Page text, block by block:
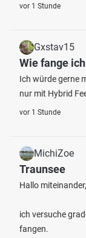
vor 1 Stunde
Gxstav15
Wie fange
Ich würde gerne
nur mit Hybrid
vor 1 Stunde
MichiZoe
Traunsee
Hallo miteinander,
ich versuche
fangen.